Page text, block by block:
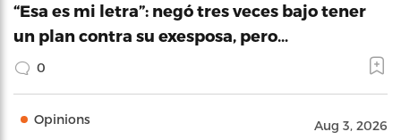
“Esa es mi letra”: negó tres veces bajo tener
un plan contra su exesposa, pero…
0
Opinions Aug 3, 2026